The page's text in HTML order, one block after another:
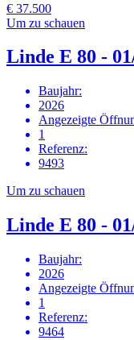
€ 37.500
Um zu schauen
Linde E 80 -
Baujahr:
2026
Angezeigte
1
Referenz:
9493
Um zu schauen
Linde E 80 -
Baujahr:
2026
Angezeigte
1
Referenz:
9464